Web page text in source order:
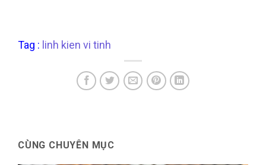
Tag : linh kien vi tinh
CÙNG CHUYÊN MỤC